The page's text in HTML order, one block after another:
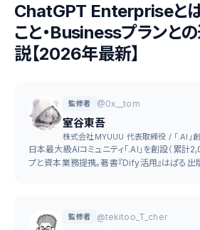
ChatGPT Enterpriseとは
こと・Businessプランと
説【2026年最新】
監修者 @0x__tom
室谷東吾
株式会社MYUUU 代表取締役 / 「.AI」
日本最大級AIコミュニティ「.AI」を創設（累計
プと資本業務提携。著書『Dify活用』はぱる出
監修者 @tekitoo_T_cher